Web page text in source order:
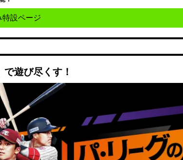
特設ページ
遊び尽くす！